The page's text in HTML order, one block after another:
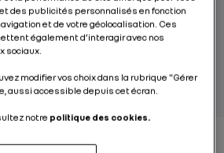
et en avoir tout de
Plongée dans les
électrique.
des publicités personnalisés en fonction
et de votre géolocalisation. Ces
également d’interagir avec nos
sociaux.
modifier vos choix dans la rubrique "Gérer
aussi accessible depuis cet écran.
notre politique des cookies.